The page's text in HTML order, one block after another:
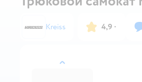
назад
Kreiss 4,9 ·